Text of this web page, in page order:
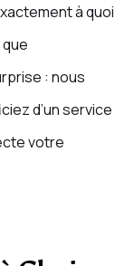
à quoi
: nous
d’un service
votre